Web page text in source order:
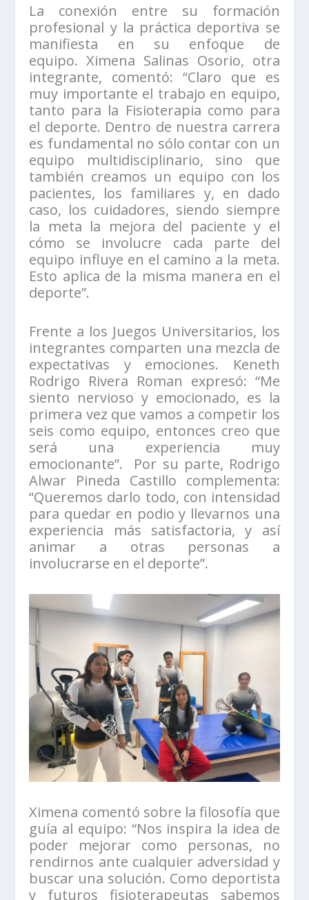
La conexión entre su formación
profesional y la práctica deportiva se
manifiesta en su enfoque de
equipo. Ximena Salinas Osorio, otra
integrante, comentó: “Claro que es
muy importante el trabajo en equipo,
tanto para la Fisioterapia como para
el deporte. Dentro de nuestra carrera
es fundamental no sólo contar con un
equipo multidisciplinario, sino que
también creamos un equipo con los
pacientes, los familiares y, en dado
caso, los cuidadores, siendo siempre
la meta la mejora del paciente y el
cómo se involucre cada parte del
equipo influye en el camino a la meta.
Esto aplica de la misma manera en el
deporte”.
Frente a los Juegos Universitarios, los
integrantes comparten una mezcla de
expectativas y emociones. Keneth
Rodrigo Rivera Roman expresó: “Me
siento nervioso y emocionado, es la
primera vez que vamos a competir los
seis como equipo, entonces creo que
será una experiencia muy
emocionante”. Por su parte, Rodrigo
Alwar Pineda Castillo complementa:
“Queremos darlo todo, con intensidad
para quedar en podio y llevarnos una
experiencia más satisfactoria, y así
animar a otras personas a
involucrarse en el deporte”.
Ximena comentó sobre la filosofía que
guía al equipo: “Nos inspira la idea de
poder mejorar como personas, no
rendirnos ante cualquier adversidad y
buscar una solución. Como deportista
y futuros fisioterapeutas sabemos